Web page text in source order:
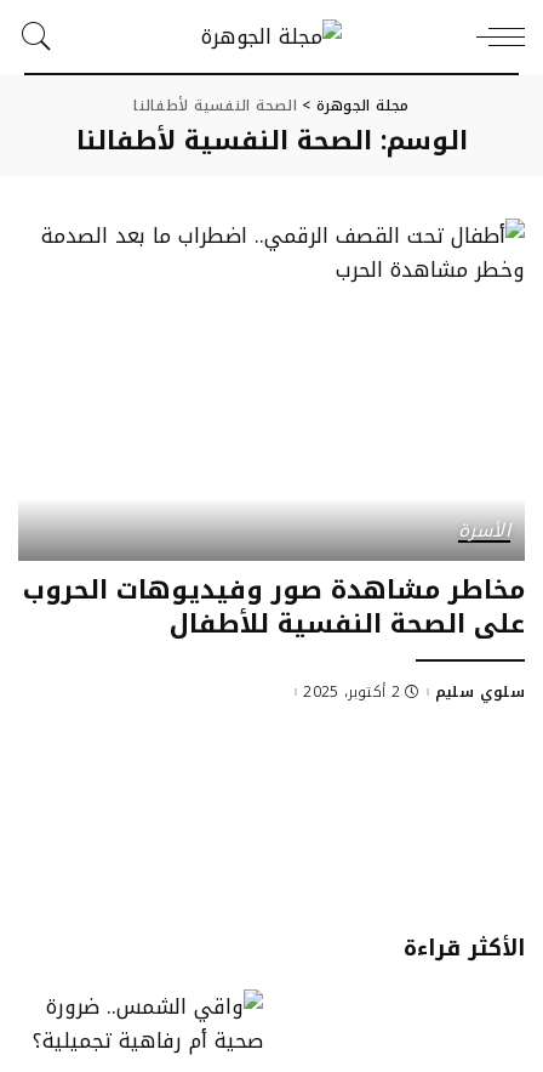
مجلة الجوهرة > الصحة النفسية لأطفالنا
الوسم: الصحة النفسية لأطفالنا
الأسرة
مخاطر مشاهدة صور وفيديوهات الحروب
على الصحة النفسية للأطفال
Posted
سلوي سليم 2 أكتوبر، 2025
الأكثر قراءة